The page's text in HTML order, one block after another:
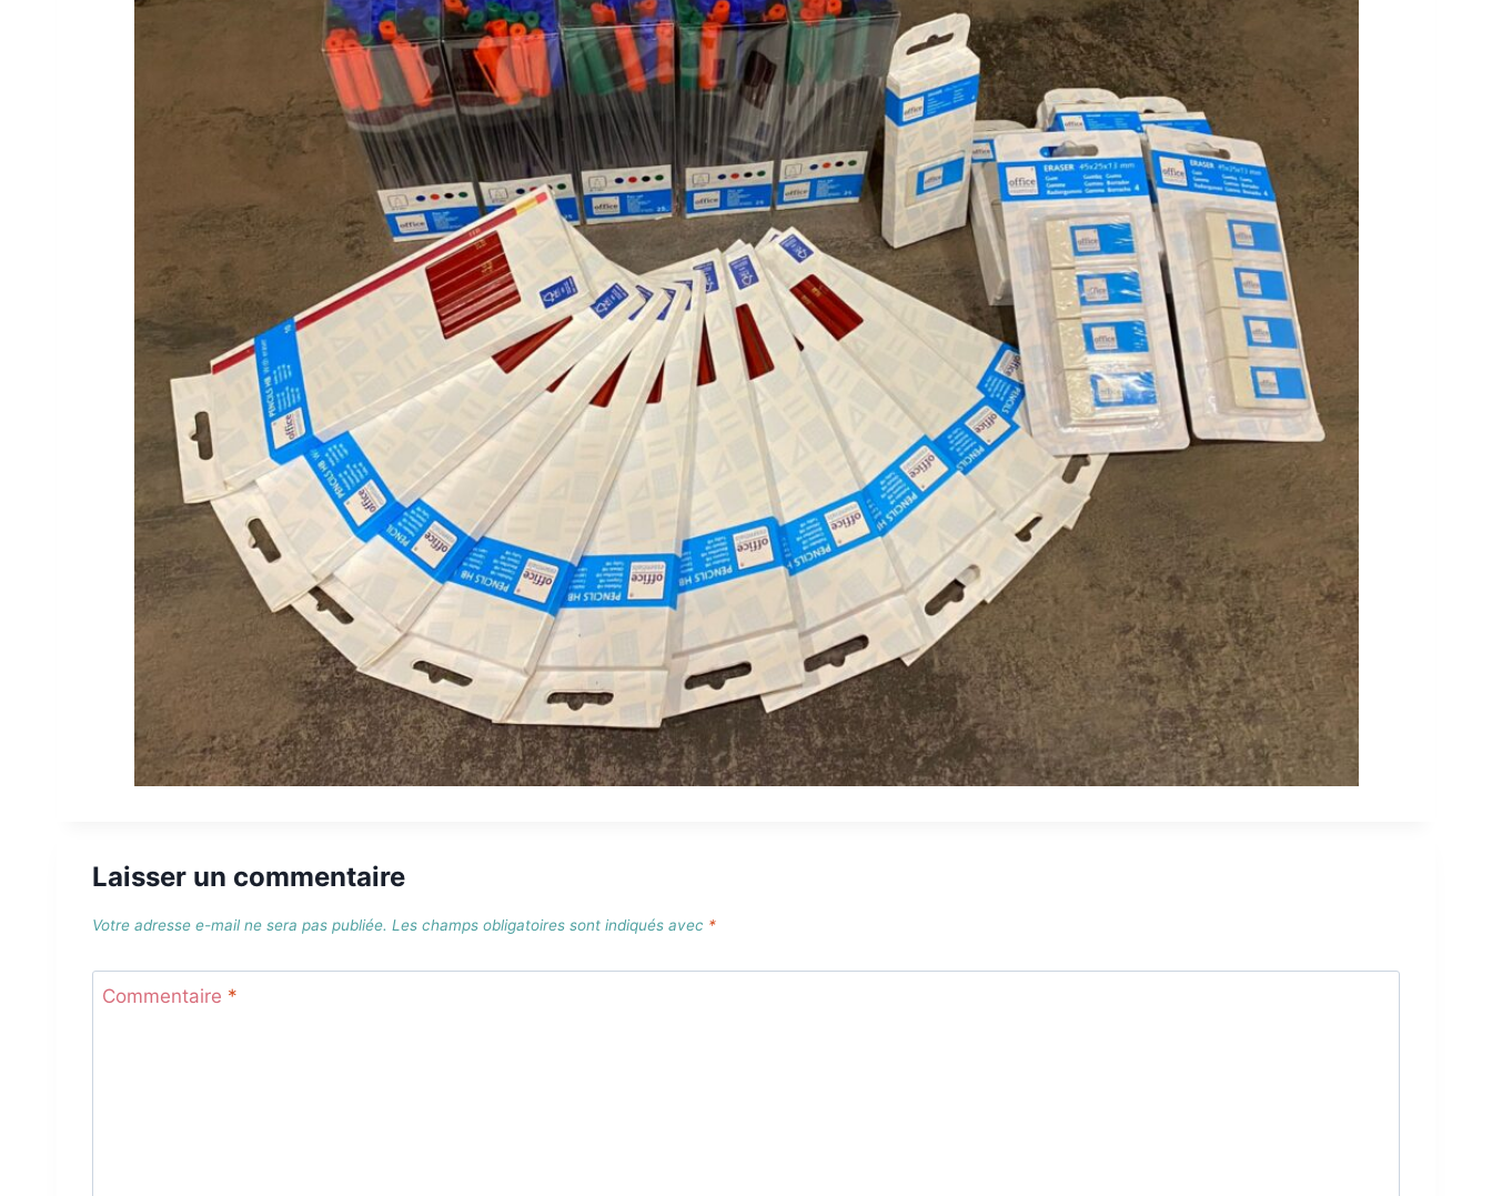
Laisser un commentaire
Votre adresse e-mail ne sera pas publiée. Les champs obligatoires sont indiqués avec *
Commentaire *